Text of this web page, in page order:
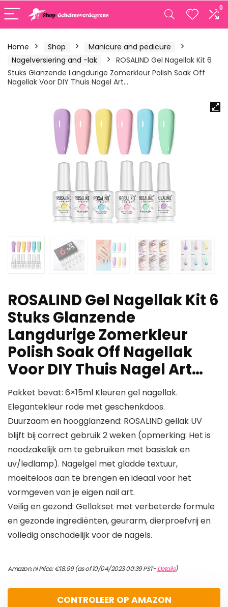
0
Home Shop
Manicure and pedicure
Nagelversiering and -lak
ROSALIND Gel Nagellak Kit 6
Stuks Glanzende Langdurige Zomerkleur Polish Soak Off
Nagellak Voor DIY Thuis Nagel Art…
ROSALIND Gel Nagellak Kit 6
Stuks Glanzende
Langdurige Zomerkleur
Polish Soak Off Nagellak
Voor DIY Thuis Nagel Art…
Pakket bevat: 6×15ml Kleuren gel nagellak.
Elegantekleur rode met geschenkdoos.
Duurzaam en hoogglanzend: ROSALIND gellak UV
blijft bij correct gebruik 2 weken (opmerking: Het is
noodzakelijk om te gebruiken met basislak en
uv/ledlamp). Nagelgel met gladde textuur,
moeiteloos aan te brengen en ideaal voor het
vormgeven van je eigen nail art.
Veilig en gezond: Gellakset met verbeterde formule
en gezonde ingrediënten, geurarm, dierproefvrij en
volledig onschadelijk voor de nagels.
Amazon.nl Price:€18.99(as of 10/04/2023 00:39 PST-Details)
CONTROLEER OP AMAZON